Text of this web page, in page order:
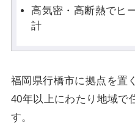
高気密・高断熱でヒ
計
福岡県行橋市に拠点を置
40年以上にわたり地域で
す。